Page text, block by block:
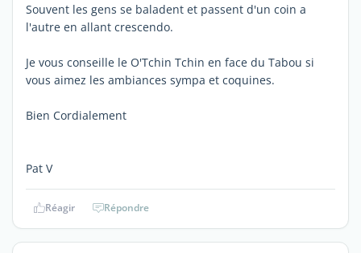
Souvent les gens se baladent et passent d'un coin a
l'autre en allant crescendo.
Je vous conseille le O'Tchin Tchin en face du Tabou si
vous aimez les ambiances sympa et coquines.
Bien Cordialement
Pat V
Réagir Répondre